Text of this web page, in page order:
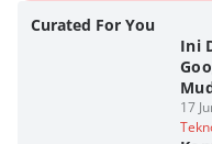
Curated For You
Ini
17